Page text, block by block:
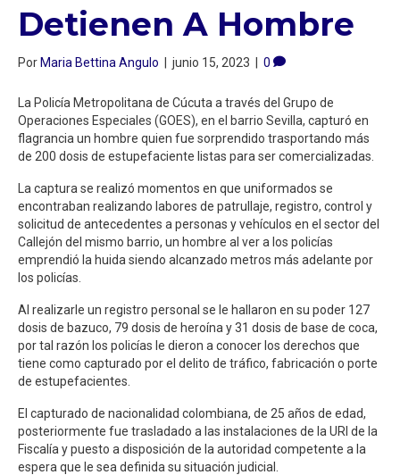
Detienen A Hombre
Por Maria Bettina Angulo junio 15, 2023 0
La Policía Metropolitana de Cúcuta a través del Grupo de
Operaciones Especiales (GOES), en el barrio Sevilla, capturó en
flagrancia un hombre quien fue sorprendido trasportando más
de 200 dosis de estupefaciente listas para ser comercializadas.
La captura se realizó momentos en que uniformados se
encontraban realizando labores de patrullaje, registro, control y
solicitud de antecedentes a personas y vehículos en el sector del
Callejón del mismo barrio, un hombre al ver a los policías
emprendió la huida siendo alcanzado metros más adelante por
los policías.
Al realizarle un registro personal se le hallaron en su poder 127
dosis de bazuco, 79 dosis de heroína y 31 dosis de base de coca,
por tal razón los policías le dieron a conocer los derechos que
tiene como capturado por el delito de tráfico, fabricación o porte
de estupefacientes.
El capturado de nacionalidad colombiana, de 25 años de edad,
posteriormente fue trasladado a las instalaciones de la URI de la
Fiscalía y puesto a disposición de la autoridad competente a la
espera que le sea definida su situación judicial.